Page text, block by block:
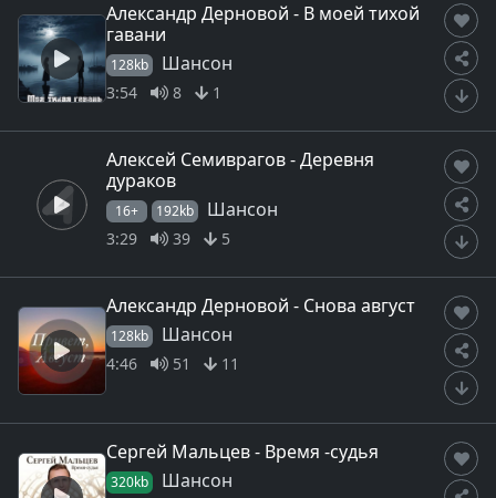
Александр Дерновой - В моей тихой
гавани
128kb Шансон
3:54 8 1
Алексей Семиврагов - Деревня
дураков
16+ 192kb Шансон
3:29 39 5
Александр Дерновой - Снова август
128kb Шансон
4:46 51 11
Сергей Мальцев - Время -судья
320kb Шансон